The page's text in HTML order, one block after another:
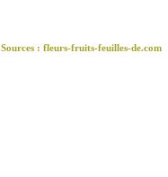
Sources : fleurs-fruits-feuilles-de.com